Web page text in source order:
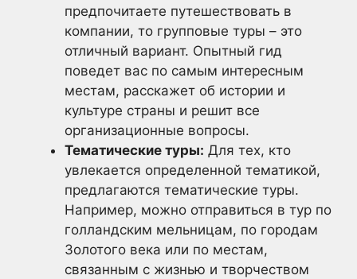
предпочитаете путешествовать в
компании, то групповые туры – это
отличный вариант. Опытный гид
поведет вас по самым интересным
местам, расскажет об истории и
культуре страны и решит все
организационные вопросы.
Тематические туры: Для тех, кто
увлекается определенной тематикой,
предлагаются тематические туры.
Например, можно отправиться в тур по
голландским мельницам, по городам
Золотого века или по местам,
связанным с жизнью и творчеством